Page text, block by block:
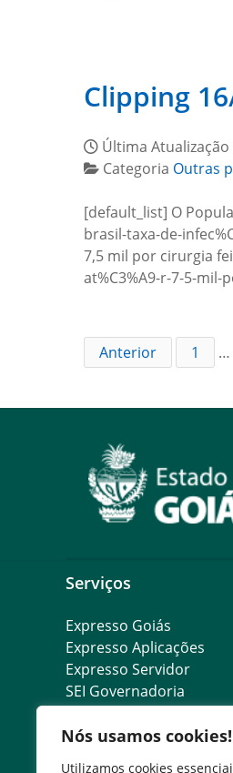
Nós usamos cookies!
Utilizamos cookies
Clipping
Última Atualização
Categoria Outras
[default_list] O
brasil-taxa-de-
7,5 mil por cirurgia
at%C3%A9-r-7-5-
Anterior 1 …
Serviços
Expresso Goiás
Expresso Aplicações
Expresso Servidor
SEI Governadoria
Escola de Governo